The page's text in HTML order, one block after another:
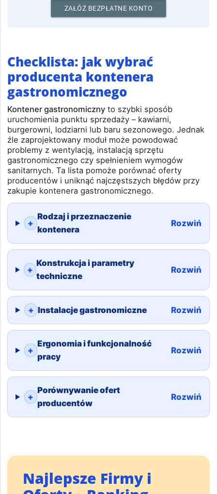
ZAŁÓŻ BEZPŁATNE KONTO
Checklista: jak wybrać
producenta kontenera
gastronomicznego
Kontener gastronomiczny to szybki sposób
uruchomienia punktu sprzedaży – kawiarni,
burgerowni, lodziarni lub baru sezonowego. Jednak
źle zaprojektowany moduł może powodować
problemy z wentylacją, instalacją sprzętu
gastronomicznego czy spełnieniem wymogów
sanitarnych. Ta lista pomoże porównać oferty
producentów i uniknąć najczęstszych błędów przy
zakupie kontenera gastronomicznego.
+
Rodzaj i przeznaczenie
kontenera
Rozwiń
+
Konstrukcja i parametry
techniczne
Rozwiń
+ Instalacje gastronomiczne Rozwiń
+
Ergonomia i funkcjonalność
pracy
Rozwiń
+
Porównywanie ofert
producentów
Rozwiń
Najlepsze Firmy i